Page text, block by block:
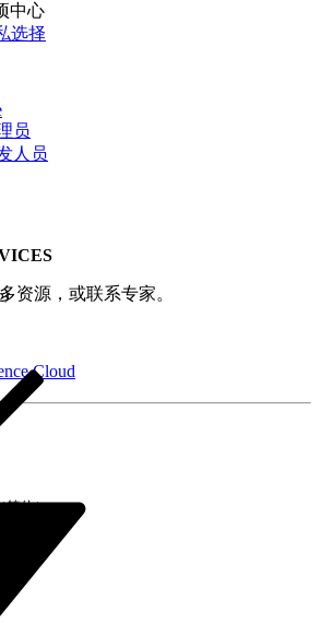
中心
选择
员
人员
资源，或联系专家。
Cloud
简体）